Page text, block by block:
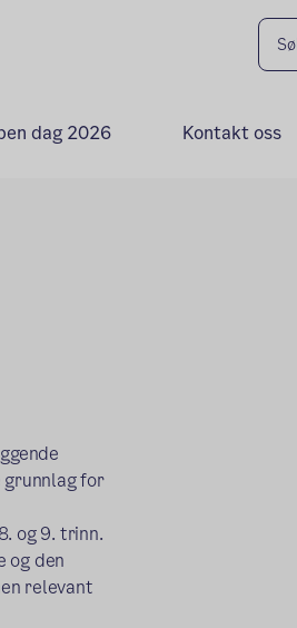
dag 2026 Kontakt oss
grunnlag for
og 9. trinn.
og den
relevant